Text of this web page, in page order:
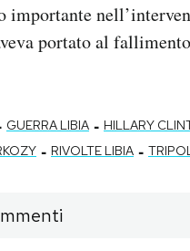
portato al
GUERRA LIBIA - HILLARY
- RIVOLTE LIBIA -